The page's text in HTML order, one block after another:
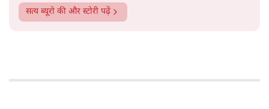
सत्य ब्यूरो की और स्टोरी पढ़ें